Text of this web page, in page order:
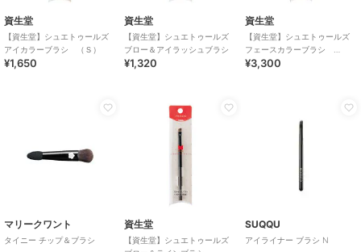
資生堂
【資生堂】シュエトゥールズ
アイカラーブラシ （Ｓ）
¥1,650
資生堂
【資生堂】シュエトゥールズ
ブロー＆アイラッシュブラシ
¥1,320
資生堂
【資生堂】シュエトゥールズ
フェースカラーブラシ
（Ｍ）
¥3,300
マリークワント
タイニー チップ＆ブラシ
資生堂
【資生堂】シュエトゥールズ
SUQQU
アイライナー ブラシ N